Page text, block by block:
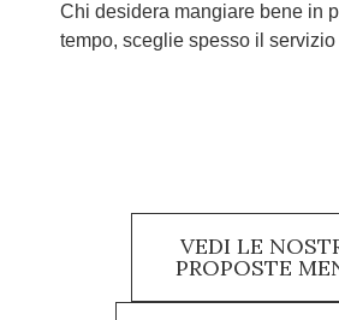
Chi desidera mangiare bene in
tempo, sceglie spesso il servizio
VEDI LE
PROPOSTE